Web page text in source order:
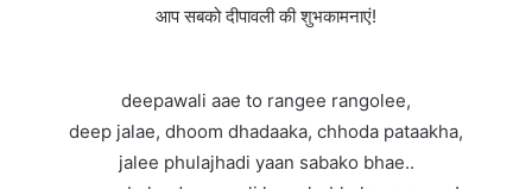
आप सबको दीपावली की शुभकामनाएं!
deepawali aae to rangee rangolee,
deep jalae, dhoom dhadaaka, chhoda pataakha,
jalee phulajhadi yaan sabako bhae..